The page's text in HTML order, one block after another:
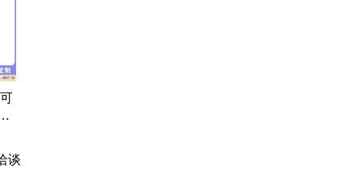
谈